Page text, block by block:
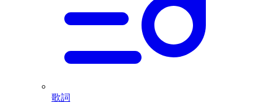
歌詞